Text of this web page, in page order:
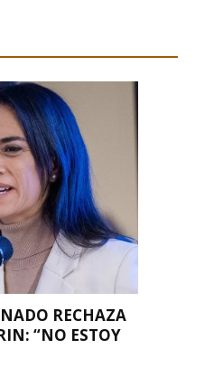
RECHAZA
“NO ESTOY